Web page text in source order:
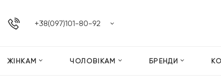
+38(097)101-80-92
ЖІНКАМ ЧОЛОВІКАМ БРЕНДИ